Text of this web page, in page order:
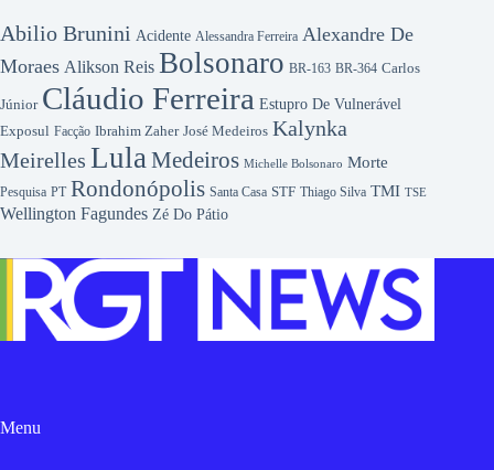
Abilio Brunini Acidente Alessandra Ferreira Alexandre De
Moraes Alikson Reis Bolsonaro BR-163 BR-364 Carlos
Júnior Cláudio Ferreira Estupro De Vulnerável
Exposul Facção Ibrahim Zaher José Medeiros Kalynka
Meirelles LulaMedeiros Michelle Bolsonaro Morte
Pesquisa PT Rondonópolis Santa Casa STF Thiago Silva TMI TSE
Wellington Fagundes Zé Do Pátio
Menu